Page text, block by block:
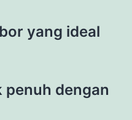
yang ideal
penuh dengan